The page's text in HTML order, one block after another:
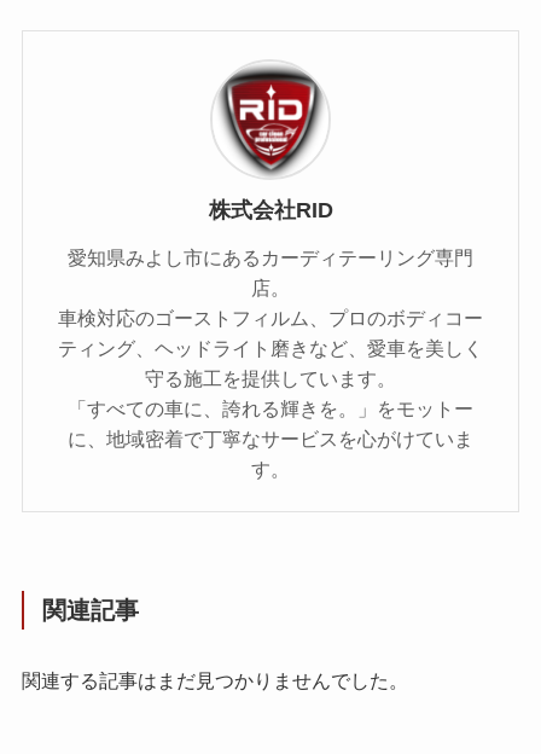
株式会社RID
愛知県みよし市にあるカーディテーリング専門
店。
車検対応のゴーストフィルム、プロのボディコー
ティング、ヘッドライト磨きなど、愛車を美しく
守る施工を提供しています。
「すべての車に、誇れる輝きを。」をモットー
に、地域密着で丁寧なサービスを心がけていま
す。
関連記事
関連する記事はまだ見つかりませんでした。